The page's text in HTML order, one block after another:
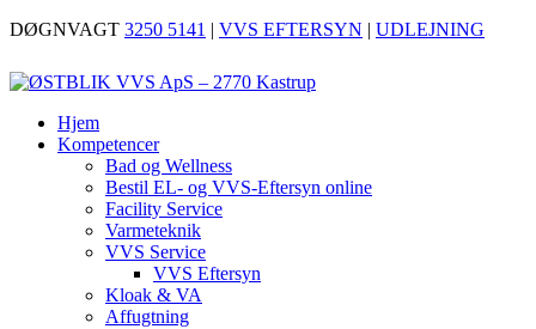
DØGNVAGT 3250 5141 | VVS EFTERSYN | UDLEJNING
Hjem
Kompetencer
Bad og Wellness
Bestil EL- og VVS-Eftersyn online
Facility Service
Varmeteknik
VVS Service
VVS Eftersyn
Kloak & VA
Affugtning